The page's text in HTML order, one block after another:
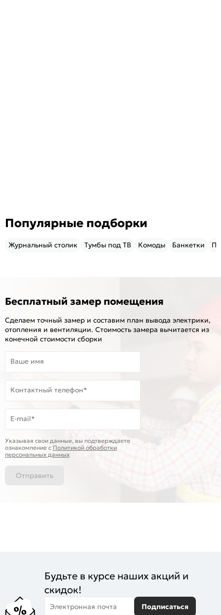
Популярные подборки
Журнальный столик Тумбы под ТВ Комоды Банкетки
Бесплатный замер помещения
Сделаем точный замер и составим план вывода электрики,
отопления и вентиляции. Стоимость замера вычитается из
конечной стоимости сборки
Ваше имя
Контактный телефон*
E-mail*
Указывая свои данные, вы подтверждаете
ознакомление c Политикой обработки
персональных данных
Отправить
Будьте в курсе наших акций и
скидок!
Электронная почта Подписаться